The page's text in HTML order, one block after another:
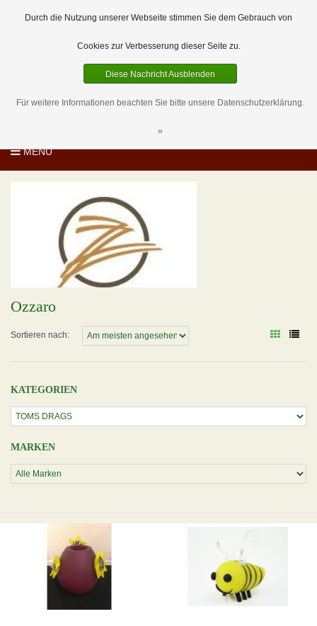
0 Artikel
DE
EUR
MENU
Ozzaro
Sortieren nach:
KATEGORIEN
MARKEN
Durch die Nutzung unserer Webseite stimmen Sie dem Gebrauch von
Cookies zur Verbesserung dieser Seite zu.
Diese Nachricht Ausblenden
Für weitere Informationen beachten Sie bitte unsere Datenschutzerklärung.
»